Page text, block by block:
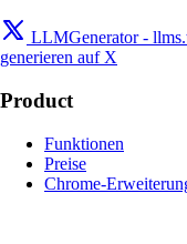
LLMGenerator -
generieren auf X
Product
Funktionen
Preise
Chrome-